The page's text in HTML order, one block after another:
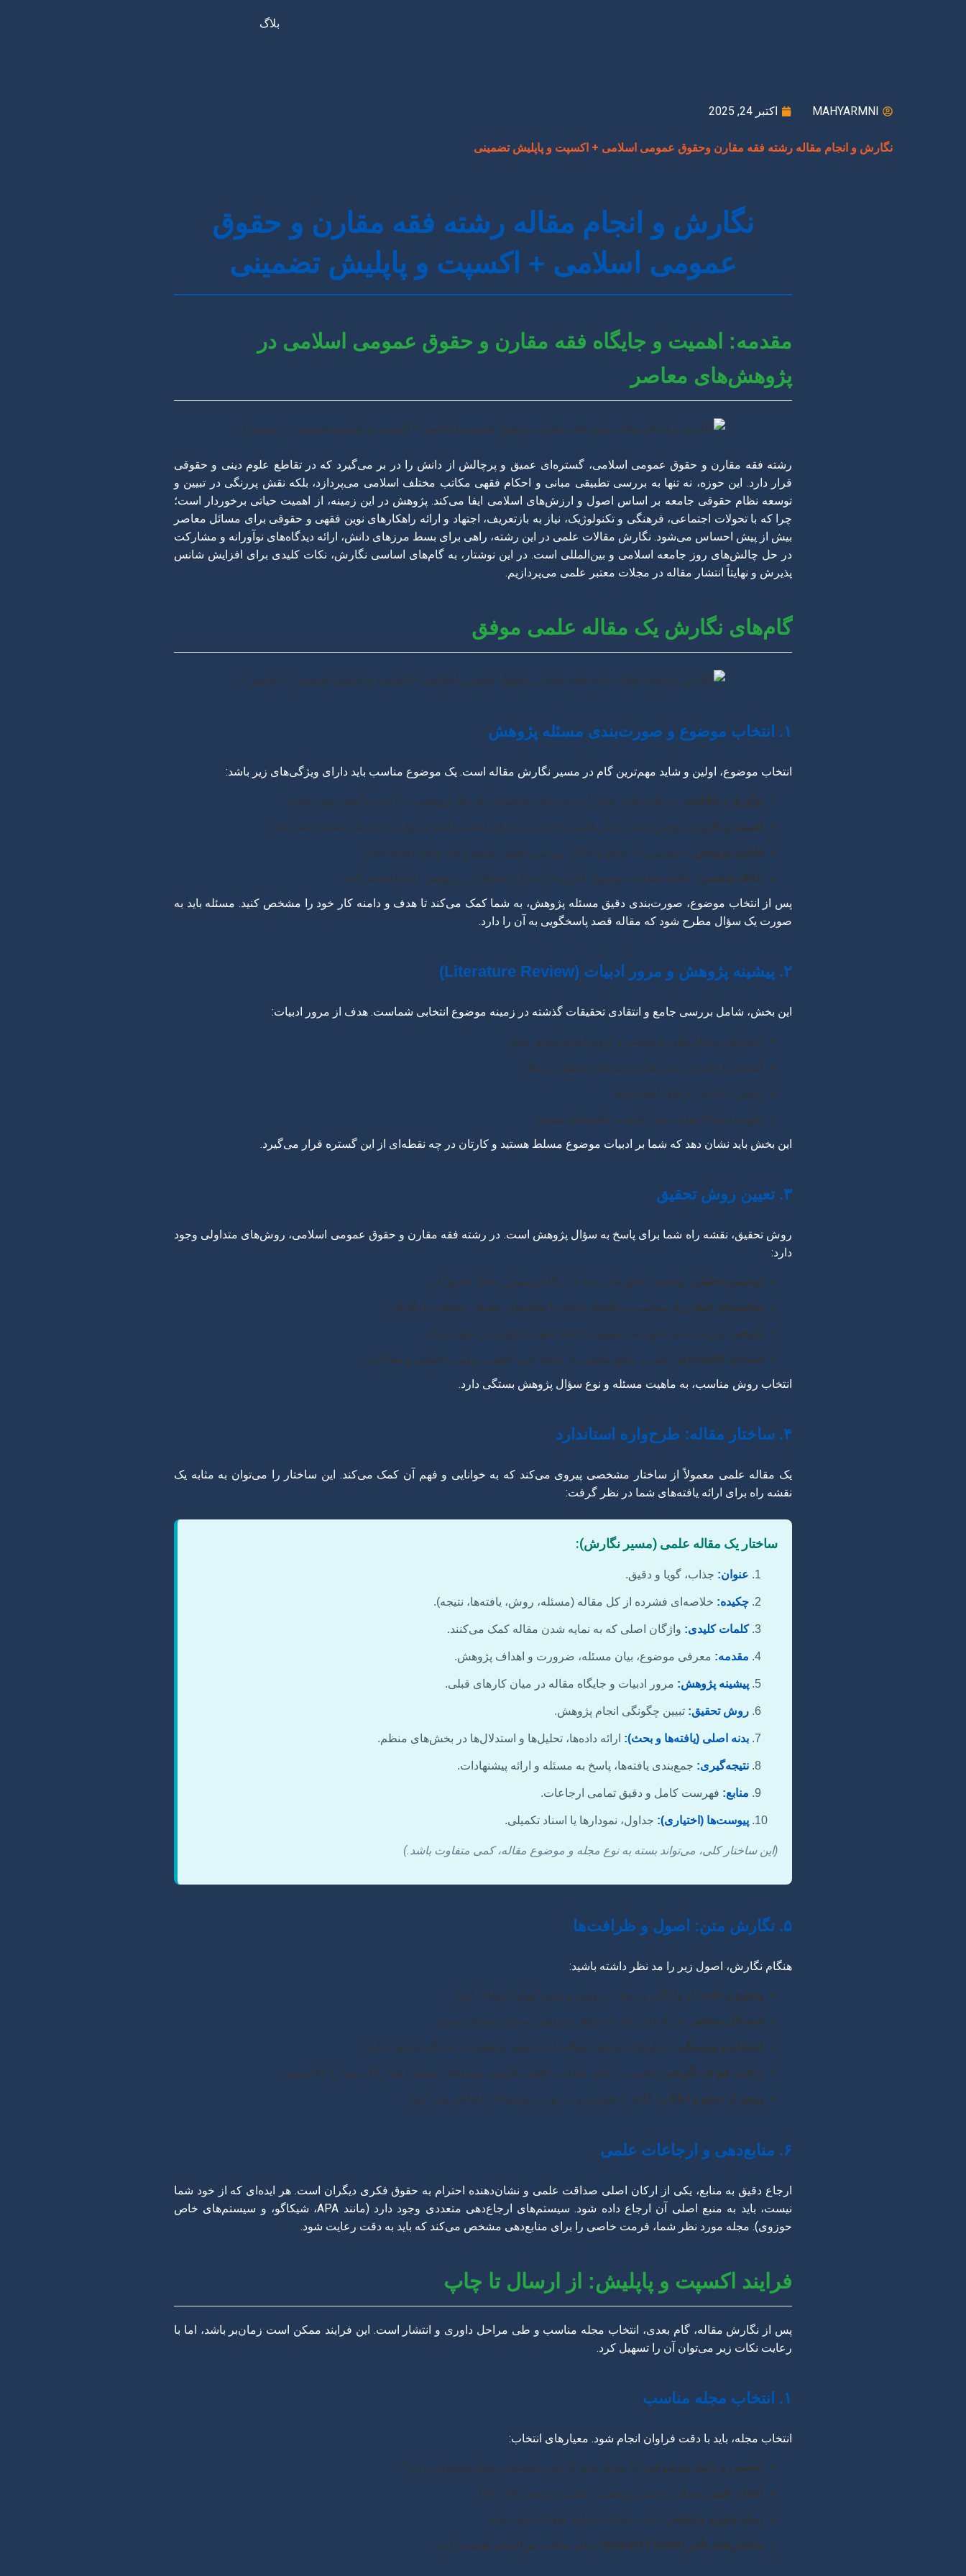
بلاگ
MAHYARMNI اکتبر 24, 2025
نگارش و انجام مقاله رشته فقه مقارن وحقوق عمومی اسلامی + اکسپت و پاپلیش تضمینی
نگارش و انجام مقاله رشته فقه مقارن و حقوق
عمومی اسلامی + اکسپت و پاپلیش تضمینی
مقدمه: اهمیت و جایگاه فقه مقارن و حقوق عمومی اسلامی در
پژوهش‌های معاصر
رشته فقه مقارن و حقوق عمومی اسلامی، گستره‌ای عمیق و پرچالش از دانش را در بر می‌گیرد که در تقاطع علوم دینی و حقوقی
قرار دارد. این حوزه، نه تنها به بررسی تطبیقی مبانی و احکام فقهی مکاتب مختلف اسلامی می‌پردازد، بلکه نقش پررنگی در تبیین و
توسعه نظام حقوقی جامعه بر اساس اصول و ارزش‌های اسلامی ایفا می‌کند. پژوهش در این زمینه، از اهمیت حیاتی برخوردار است؛
چرا که با تحولات اجتماعی، فرهنگی و تکنولوژیک، نیاز به بازتعریف، اجتهاد و ارائه راهکارهای نوین فقهی و حقوقی برای مسائل معاصر
بیش از پیش احساس می‌شود. نگارش مقالات علمی در این رشته، راهی برای بسط مرزهای دانش، ارائه دیدگاه‌های نوآورانه و مشارکت
در حل چالش‌های روز جامعه اسلامی و بین‌المللی است. در این نوشتار، به گام‌های اساسی نگارش، نکات کلیدی برای افزایش شانس
پذیرش و نهایتاً انتشار مقاله در مجلات معتبر علمی می‌پردازیم.
گام‌های نگارش یک مقاله علمی موفق
۱. انتخاب موضوع و صورت‌بندی مسئله پژوهش
انتخاب موضوع، اولین و شاید مهم‌ترین گام در مسیر نگارش مقاله است. یک موضوع مناسب باید دارای ویژگی‌های زیر باشد:
نوآوری و خلاقیت: به جای تکرار مکررات، به دنبال شناسایی یک خلأ پژوهشی یا ارائه دیدگاهی نوین باشید.
اهمیت و کاربرد: موضوع باید از نظر علمی یا کاربردی دارای اهمیت باشد و بتواند به حل یک مسئله کمک کند.
قابلیت پژوهش: دسترسی به منابع و امکان بررسی عمیق موضوع باید وجود داشته باشد.
علاقه شخصی: علاقه شما به موضوع، انگیزه لازم برای پشتکار در پژوهش را فراهم می‌کند.
پس از انتخاب موضوع، صورت‌بندی دقیق مسئله پژوهش، به شما کمک می‌کند تا هدف و دامنه کار خود را مشخص کنید. مسئله باید به
صورت یک سؤال مطرح شود که مقاله قصد پاسخگویی به آن را دارد.
۲. پیشینه پژوهش و مرور ادبیات (Literature Review)
این بخش، شامل بررسی جامع و انتقادی تحقیقات گذشته در زمینه موضوع انتخابی شماست. هدف از مرور ادبیات:
شناسایی شکاف‌های پژوهشی و لزوم انجام تحقیق شما.
آشنایی با نظریات، مدل‌ها و روش‌های تحقیق مرتبط.
پرهیز از تکرار کارهای انجام‌شده.
تقویت استدلال‌های خود با تکیه بر یافته‌های پیشین.
این بخش باید نشان دهد که شما بر ادبیات موضوع مسلط هستید و کارتان در چه نقطه‌ای از این گستره قرار می‌گیرد.
۳. تعیین روش تحقیق
روش تحقیق، نقشه راه شما برای پاسخ به سؤال پژوهش است. در رشته فقه مقارن و حقوق عمومی اسلامی، روش‌های متداولی وجود
دارد:
توصیفی-تحلیلی: توصیف دقیق یک پدیده یا دیدگاه و سپس تحلیل عمیق آن.
مقایسه‌ای (مقارن): مقایسه دیدگاه‌ها، احکام یا نظام‌های حقوقی مختلف با یکدیگر.
تاریخی: بررسی سیر تحول یک مفهوم یا حکم فقهی-حقوقی در طول زمان.
اسنادی-کتابخانه‌ای: تکیه بر منابع مکتوب از جمله کتب فقهی، روایی، حقوقی و مقالات.
انتخاب روش مناسب، به ماهیت مسئله و نوع سؤال پژوهش بستگی دارد.
۴. ساختار مقاله: طرح‌واره استاندارد
یک مقاله علمی معمولاً از ساختار مشخصی پیروی می‌کند که به خوانایی و فهم آن کمک می‌کند. این ساختار را می‌توان به مثابه یک
نقشه راه برای ارائه یافته‌های شما در نظر گرفت:
ساختار یک مقاله علمی (مسیر نگارش):
عنوان: جذاب، گویا و دقیق.
چکیده: خلاصه‌ای فشرده از کل مقاله (مسئله، روش، یافته‌ها، نتیجه).
کلمات کلیدی: واژگان اصلی که به نمایه شدن مقاله کمک می‌کنند.
مقدمه: معرفی موضوع، بیان مسئله، ضرورت و اهداف پژوهش.
پیشینه پژوهش: مرور ادبیات و جایگاه مقاله در میان کارهای قبلی.
روش تحقیق: تبیین چگونگی انجام پژوهش.
بدنه اصلی (یافته‌ها و بحث): ارائه داده‌ها، تحلیل‌ها و استدلال‌ها در بخش‌های منظم.
نتیجه‌گیری: جمع‌بندی یافته‌ها، پاسخ به مسئله و ارائه پیشنهادات.
منابع: فهرست کامل و دقیق تمامی ارجاعات.
پیوست‌ها (اختیاری): جداول، نمودارها یا اسناد تکمیلی.
(این ساختار کلی، می‌تواند بسته به نوع مجله و موضوع مقاله، کمی متفاوت باشد.)
۵. نگارش متن: اصول و ظرافت‌ها
هنگام نگارش، اصول زیر را مد نظر داشته باشید:
وضوح و دقت: از واژگان و جملات روشن و بدون ابهام استفاده کنید.
استدلال منطقی: هر ادعایی باید با شواهد و براهین محکم پشتیبانی شود.
انسجام و پیوستگی: بخش‌های مختلف مقاله باید به طور منطقی به یکدیگر مرتبط باشند.
رعایت قواعد نگارشی: دقت در املای کلمات، علائم نگارشی و ساختار جمله، اعتبار کار شما را بالا می‌برد.
پرهیز از حشو و اطناب: کلام را فشرده و به دور از توضیحات اضافی بیان کنید.
۶. منابع‌دهی و ارجاعات علمی
ارجاع دقیق به منابع، یکی از ارکان اصلی صداقت علمی و نشان‌دهنده احترام به حقوق فکری دیگران است. هر ایده‌ای که از خود شما
نیست، باید به منبع اصلی آن ارجاع داده شود. سیستم‌های ارجاع‌دهی متعددی وجود دارد (مانند APA، شیکاگو، و سیستم‌های خاص
حوزوی). مجله مورد نظر شما، فرمت خاصی را برای منابع‌دهی مشخص می‌کند که باید به دقت رعایت شود.
فرایند اکسپت و پاپلیش: از ارسال تا چاپ
پس از نگارش مقاله، گام بعدی، انتخاب مجله مناسب و طی مراحل داوری و انتشار است. این فرایند ممکن است زمان‌بر باشد، اما با
رعایت نکات زیر می‌توان آن را تسهیل کرد.
۱. انتخاب مجله مناسب
انتخاب مجله، باید با دقت فراوان انجام شود. معیارهای انتخاب:
تخصص و دامنه موضوعی: آیا مقاله شما با حوزه تخصصی مجله همخوانی دارد؟
اعتبار علمی: مجلات علمی-پژوهشی، علمی-ترویجی، ISC، ISI.
زمان داوری و انتشار: برخی مجلات فرایند طولانی‌تری دارند.
شاخص‌های تأثیر (Impact Factor): برای مجلات بین‌المللی اهمیت دارد.